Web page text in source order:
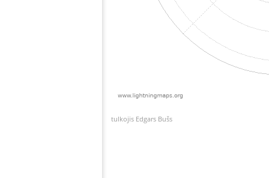
tulkojis Edgars Bušs